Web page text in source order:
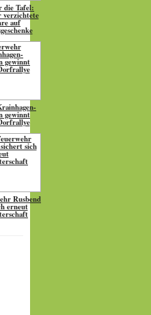
die Tafel:
verzichtete
auf
gewinnt
Rusbend
erneut